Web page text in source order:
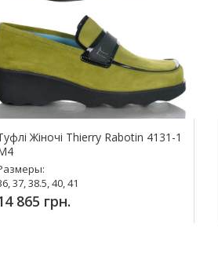
Жіночі Thierry Rabotin 4131-1
37, 38.5, 40, 41
865 грн.